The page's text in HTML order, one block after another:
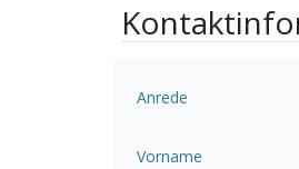
Anrede
Vorname